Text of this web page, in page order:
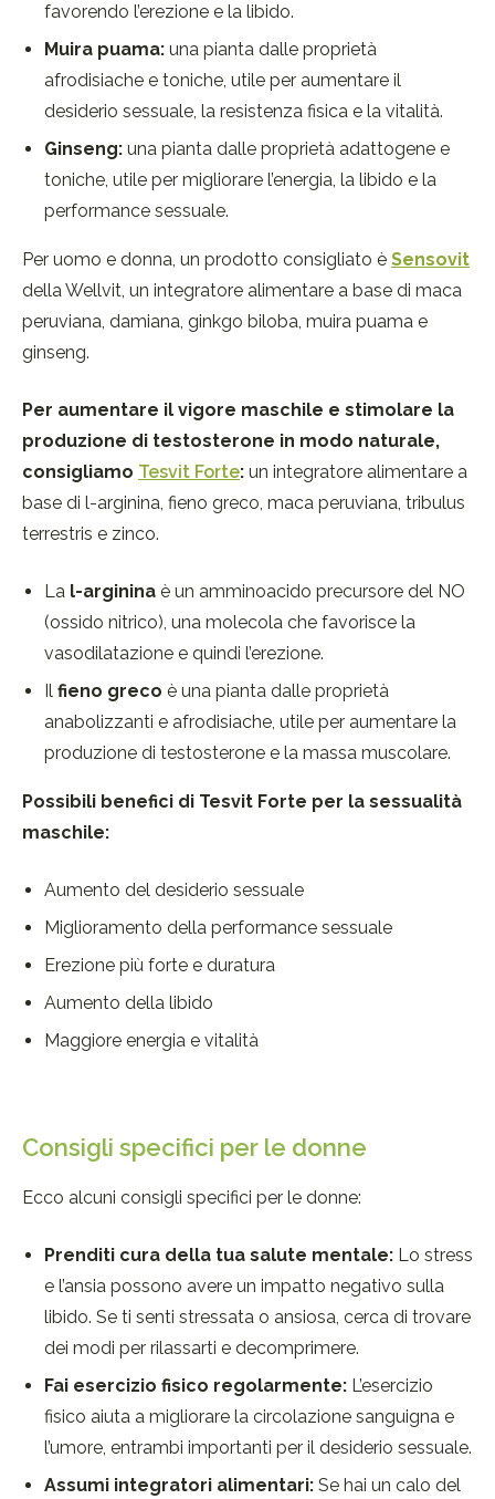
favorendo l’erezione e la libido.
Muira puama: una pianta dalle proprietà
afrodisiache e toniche, utile per aumentare il
desiderio sessuale, la resistenza fisica e la vitalità.
Ginseng: una pianta dalle proprietà adattogene e
toniche, utile per migliorare l’energia, la libido e la
performance sessuale.
Per uomo e donna, un prodotto consigliato è Sensovit
della Wellvit, un integratore alimentare a base di maca
peruviana, damiana, ginkgo biloba, muira puama e
ginseng.
Per aumentare il vigore maschile e stimolare la
produzione di testosterone in modo naturale,
consigliamo Tesvit Forte: un integratore alimentare a
base di l-arginina, fieno greco, maca peruviana, tribulus
terrestris e zinco.
La l-arginina è un amminoacido precursore del NO
(ossido nitrico), una molecola che favorisce la
vasodilatazione e quindi l’erezione.
Il fieno greco è una pianta dalle proprietà
anabolizzanti e afrodisiache, utile per aumentare la
produzione di testosterone e la massa muscolare.
Possibili benefici di Tesvit Forte per la sessualità
maschile:
Aumento del desiderio sessuale
Miglioramento della performance sessuale
Erezione più forte e duratura
Aumento della libido
Maggiore energia e vitalità
Consigli specifici per le donne
Ecco alcuni consigli specifici per le donne:
Prenditi cura della tua salute mentale: Lo stress
e l’ansia possono avere un impatto negativo sulla
libido. Se ti senti stressata o ansiosa, cerca di trovare
dei modi per rilassarti e decomprimere.
Fai esercizio fisico regolarmente: L’esercizio
fisico aiuta a migliorare la circolazione sanguigna e
l’umore, entrambi importanti per il desiderio sessuale.
Assumi integratori alimentari: Se hai un calo del